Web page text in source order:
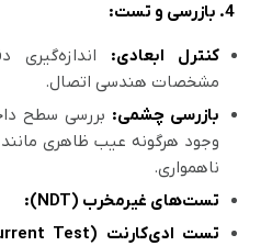
4. بازرسی و تست:
کنترل ابعادی: اندازه‌گیری
مشخصات هندسی اتصال.
بازرسی چشمی: بررسی سطح
وجود هرگونه عیب ظاهری
ناهمواری.
تست‌های غیرمخرب (NDT):
تست ادی‌کارنت (Eddy Current Test):